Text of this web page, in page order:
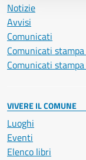
Notizie
Avvisi
Comunicati
Comunicati
Comunicati
VIVERE IL COMUNE
Luoghi
Eventi
Elenco libri